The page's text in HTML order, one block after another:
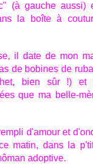
(à gauche aussi)
la boîte à
il date de mon
de bobines de
bien sûr !) et
que ma belle-
d'amour et
matin, dans la
adoptive.